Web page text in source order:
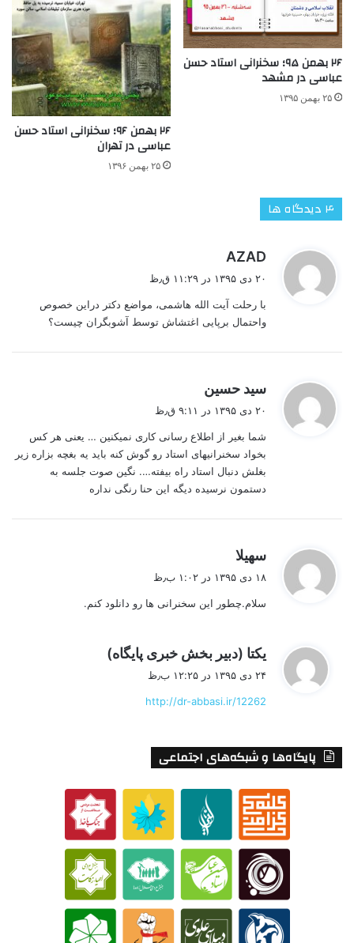
۲۶ بهمن ۹۵؛ سخنرانی استاد حسن
عباسی در مشهد
۲۵ بهمن ۱۳۹۵
۲۶ بهمن ۹۶؛ سخنرانی استاد حسن
عباسی در تهران
۲۵ بهمن ۱۳۹۶
‫۴ دیدگاه ها
AZAD
:
۲۰ دی ۱۳۹۵ در ۱۱:۲۹ ق٫ظ
با رحلت آیت الله هاشمی، مواضع دکتر دراین خصوص
واحتمال برپایی اغتشاش توسط آشوبگران چیست؟
سید حسین
:
۲۰ دی ۱۳۹۵ در ۹:۱۱ ق٫ظ
شما بغیر از اطلاع رسانی کاری نمیکنین … یعنی هر کس
بخواد سخنرانیهای استاد رو گوش کنه باید یه بغچه بزاره زیر
بغلش دنبال استاد راه بیفته…. نگین صوت جلسه به
دستمون نرسیده دیگه این حنا رنگی نداره
سهیلا
:
۱۸ دی ۱۳۹۵ در ۱:۰۲ ب٫ظ
سلام.چطور این سخنرانی ها رو دانلود کنم.
یکتا (دبیر بخش خبری پایگاه)
۲۴ دی ۱۳۹۵ در ۱۲:۲۵ ب٫ظ
http://dr-abbasi.ir/12262
پایگاه‌ها و شبکه‌های اجتماعی